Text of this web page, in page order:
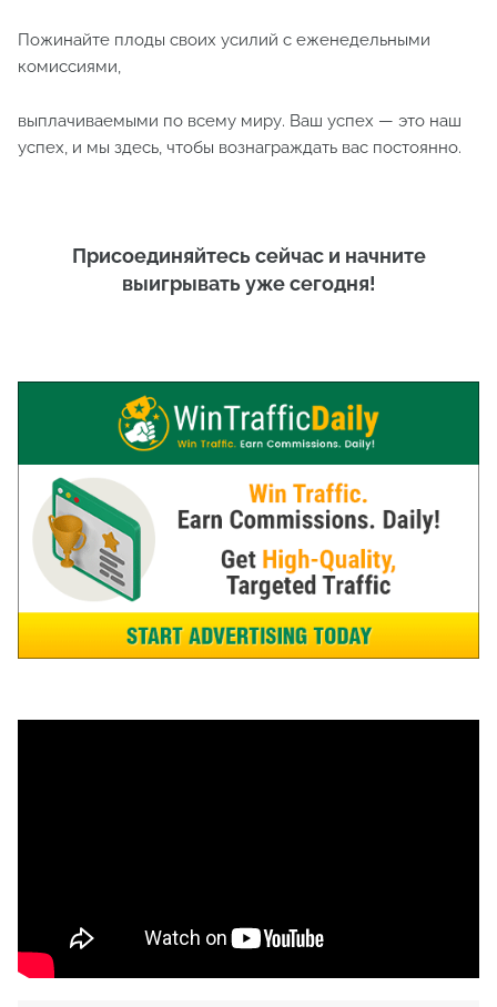
Пожинайте плоды своих усилий с еженедельными
комиссиями,
выплачиваемыми по всему миру. Ваш успех — это наш
успех, и мы здесь, чтобы вознаграждать вас постоянно.
Присоединяйтесь сейчас и начните
выигрывать уже сегодня!